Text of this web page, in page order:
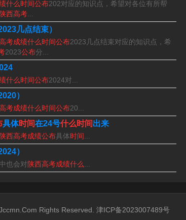
聊到这里吧，感谢你花时间阅读本站内容，更多
布2024的信息别忘了在本站进行查找喔。
什么时间公布202对应的知识点，希望对各位有所帮
陕西高考
几点结束）
考成绩什么时间公布2023几点结束对应的知识点，希
2023公布分...
什么时间公布2024对...
）
考成绩什么时间公布20...
具体时间在24号什么时间出来
陕西高考成绩公布具体时间
）
也会对陕西高考成绩什么
Rights Reserved. 津ICP备2023007489号